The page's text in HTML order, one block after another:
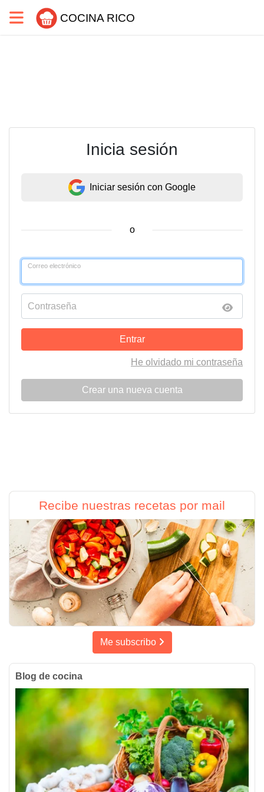
COCINA RICO
Inicia sesión
Iniciar sesión con Google
o
Correo electrónico
Contraseña
Entrar
He olvidado mi contraseña
Crear una nueva cuenta
Recibe nuestras recetas por mail
Me subscribo
Blog de cocina